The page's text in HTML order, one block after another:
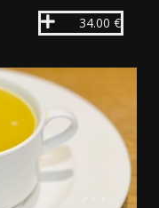
34.00 €